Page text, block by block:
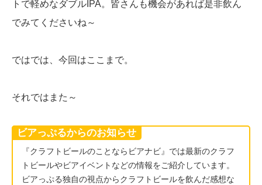
トで軽めなダブルIPA。皆さんも機会があれば是非飲ん
でみてくださいね～
ではでは、今回はここまで。
それではまた～
ビアっぷるからのお知らせ
『クラフトビールのことならビアナビ』では最新のクラフ
トビールやビアイベントなどの情報をご紹介しています。
ビアっぷる独自の視点からクラフトビールを飲んだ感想な